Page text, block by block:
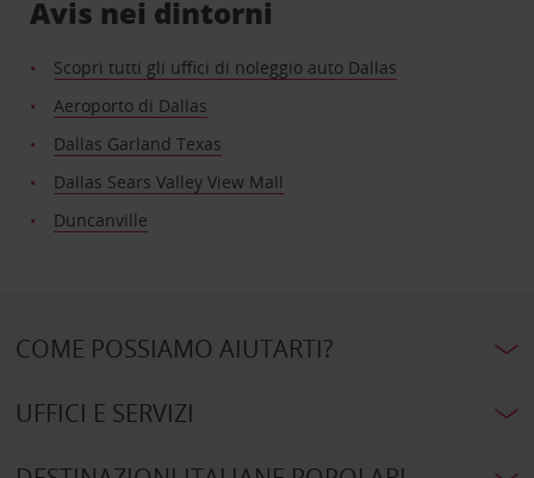
Avis nei dintorni
Scopri tutti gli uffici di noleggio auto Dallas
Aeroporto di Dallas
Dallas Garland Texas
Dallas Sears Valley View Mall
Duncanville
COME POSSIAMO AIUTARTI?
UFFICI E SERVIZI